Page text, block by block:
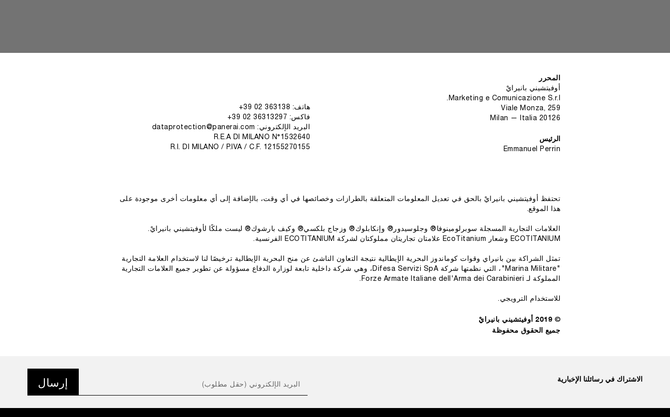
المحرر
أوفيتشيني بانيرايْ
Marketing e Comunicazione S.r.l.
Viale Monza, 259
20126 Milan — Italia
الرئيس
Emmanuel Perrin
هاتف: 363138 02 39+
فاكس: 36313297 02 39+
البريد الإلكتروني: dataprotection@panerai.com
R.E.A DI MILANO N°1532640
R.I. DI MILANO / P.IVA / C.F. 12155270155
تحتفظ أوفيتشيني بانيرايْ بالحق في تعديل المعلومات المتعلقة بالطرازات وخصائصها في أي وقت، بالإضافة إلى أي معلومات أخرى موجودة على
هذا الموقع.
العلامات التجارية المسجلة سوبرلومينوفا® وجلوسيدور® وإنكابلوك® وزجاج بلكسي® وكيف بارشوك® ليست ملكًا لأوفيتشيني بانيرايْ.
ECOTITANIUM وشعار EcoTitanium علامتان تجاريتان مملوكتان لشركة ECOTITANIUM الفرنسية.
تمثل الشراكة بين بانيراي وقوات كوماندوز البحرية الإيطالية نتيجة التعاون الناشئ عن منح البحرية الإيطالية ترخيصًا لنا لاستخدام العلامة التجارية
"Marina Militare"، التي نظمتها شركة Difesa Servizi SpA، وهي شركة داخلية تابعة لوزارة الدفاع مسؤولة عن تطوير جميع العلامات التجارية
المملوكة لـ Forze Armate Italiane dell'Arma dei Carabinieri.
للاستخدام الترويجي.
© 2019 أوفيتشيني بانيرايْ
جميع الحقوق محفوظة
الاشتراك في رسائلنا الإخبارية إرسال